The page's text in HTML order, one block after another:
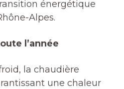
énergétique
Alpes.
l’année
la chaudière
une chaleur